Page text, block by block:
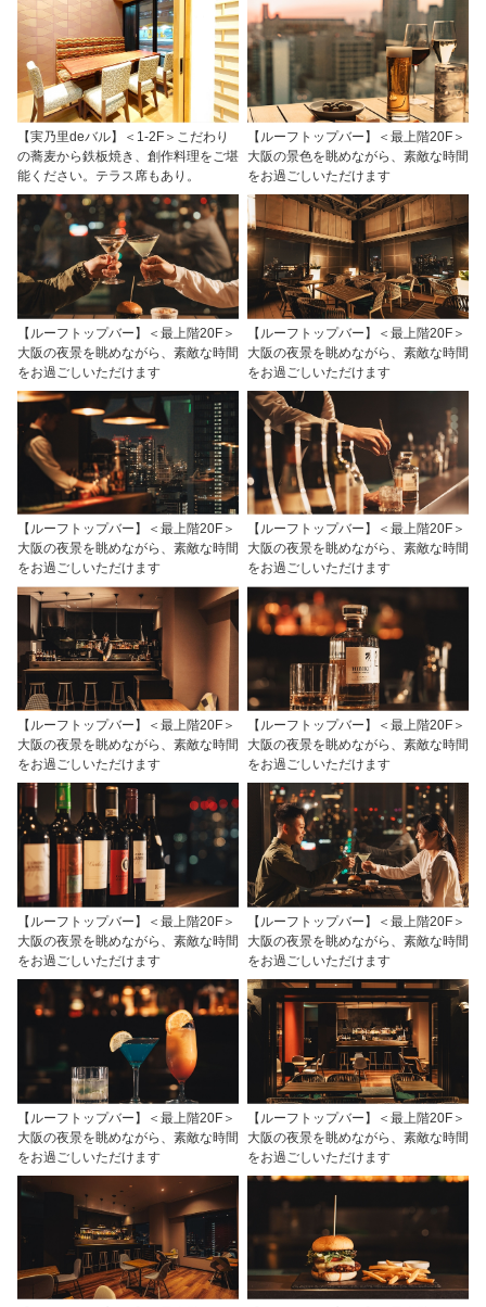
【実乃里deバル】＜1-2F＞こだわり
の蕎麦から鉄板焼き、創作料理をご堪
能ください。テラス席もあり。
【ルーフトップバー】＜最上階20F＞
大阪の景色を眺めながら、素敵な時間
をお過ごしいただけます
【ルーフトップバー】＜最上階20F＞
大阪の夜景を眺めながら、素敵な時間
をお過ごしいただけます
【ルーフトップバー】＜最上階20F＞
大阪の夜景を眺めながら、素敵な時間
をお過ごしいただけます
【ルーフトップバー】＜最上階20F＞
大阪の夜景を眺めながら、素敵な時間
をお過ごしいただけます
【ルーフトップバー】＜最上階20F＞
大阪の夜景を眺めながら、素敵な時間
をお過ごしいただけます
【ルーフトップバー】＜最上階20F＞
大阪の夜景を眺めながら、素敵な時間
をお過ごしいただけます
【ルーフトップバー】＜最上階20F＞
大阪の夜景を眺めながら、素敵な時間
をお過ごしいただけます
【ルーフトップバー】＜最上階20F＞
大阪の夜景を眺めながら、素敵な時間
をお過ごしいただけます
【ルーフトップバー】＜最上階20F＞
大阪の夜景を眺めながら、素敵な時間
をお過ごしいただけます
【ルーフトップバー】＜最上階20F＞
大阪の夜景を眺めながら、素敵な時間
をお過ごしいただけます
【ルーフトップバー】＜最上階20F＞
大阪の夜景を眺めながら、素敵な時間
をお過ごしいただけます